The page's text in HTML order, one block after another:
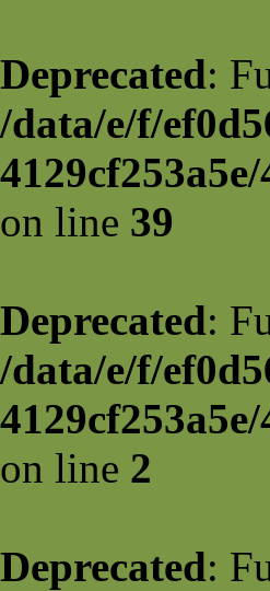
Deprecated:
/data/e/f/
on line 39
Deprecated:
/data/e/f/
on line 2
Deprecated: